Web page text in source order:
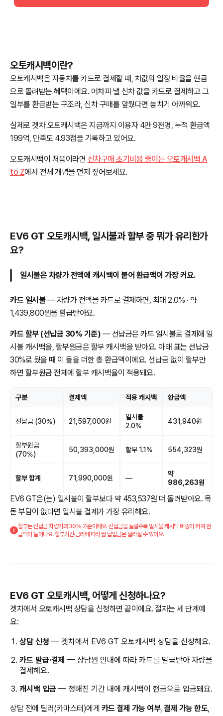
오토캐시백이란?
오토캐시백은 자동차를 카드로 결제할 때, 차값의 일정 비율을 현금
으로 돌려받는 혜택이에요. 어차피 낼 신차 값을 카드로 결제하고 그
일부를 환급받는 구조라, 신차 구매를 앞뒀다면 놓치기 아까워요.
실제로 겟차 오토캐시백은 지금까지 이용자 4만 9천명, 누적 환급액
199억, 만족도 4.93점을 기록하고 있어요.
오토캐시백이 처음이라면 신차구매 초기비용 줄이는 오토캐시백 A
to Z에서 전체 개념을 먼저 짚어보세요.
EV6 GT 오토캐시백, 일시불과 할부 중 뭐가 유리한가
요?
일시불은 차량가 전액에 캐시백이 붙어 환급액이 가장 커요.
카드 일시불— 차량가 전액을 카드로 결제하면, 최대 2.0% · 약
1,439,800원을 환급받아요.
카드 할부 (선납금 30% 기준) — 선납금은 카드 일시불로 결제해 일
시불 캐시백을, 할부원금은 할부 캐시백을 받아요. 아래 표는 선납금
30%로 뒀을 때 이 둘을 더한 총 환급액이에요. 선납금 없이 할부만
하면 할부원금 전체에 할부 캐시백율이 적용돼요.
구분 결제액 적용 캐시백 환급액
선납금 (30%) 21,597,000원
일시불
2.0%
431,940원
할부원금
(70%)
50,393,000원 할부 1.1% 554,323원
할부 합계 71,990,000원 —
약
986,263원
EV6 GT은(는) 일시불이 할부보다 약 453,537원 더 돌려받아요. 목
돈 부담이 없다면 일시불 결제가 가장 유리해요.
할부는 선납금 차량가의 30% 기준이에요. 선납금을 늘릴수록 일시불 캐시백 비중이 커져 환
급액이 늘어나요. 할부기간·금리에 따라 월 납입금은 달라질 수 있어요.
EV6 GT 오토캐시백, 어떻게 신청하나요?
겟차에서 오토캐시백 상담을 신청하면 끝이에요. 절차는 세 단계예
요:
상담 신청 — 겟차에서 EV6 GT 오토캐시백 상담을 신청해요.
카드 발급·결제 — 상담원 안내에 따라 카드를 발급받아 차량을
결제해요.
캐시백 입금 — 정해진 기간 내에 캐시백이 현금으로 입금돼요.
상담 전에 딜러(카마스터)에게 카드 결제 가능 여부, 결제 가능 한도,